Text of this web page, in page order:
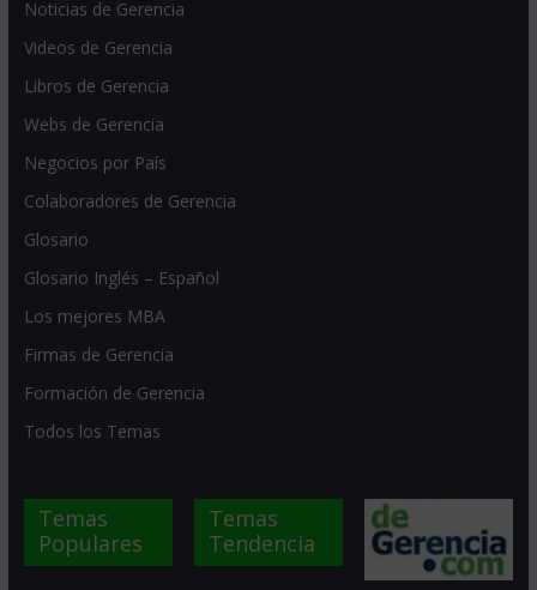
Noticias de Gerencia
Videos de Gerencia
Libros de Gerencia
Webs de Gerencia
Negocios por País
Colaboradores de Gerencia
Glosario
Glosario Inglés – Español
Los mejores MBA
Firmas de Gerencia
Formación de Gerencia
Todos los Temas
Temas
Populares
Temas
Tendencia